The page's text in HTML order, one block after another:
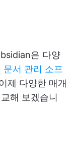
은 다양
문서 관리 소프
제 다양한 매개
해 보겠습니